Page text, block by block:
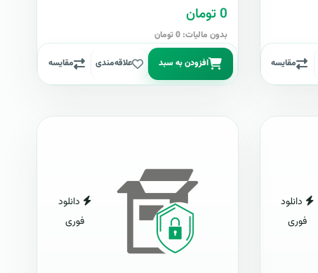
مقایسه
0 تومان
بدون مالیات: 0 تومان
افزودن به سبد علاقه‌مندی مقایسه
دانلود
فوری
دانلود
فوری